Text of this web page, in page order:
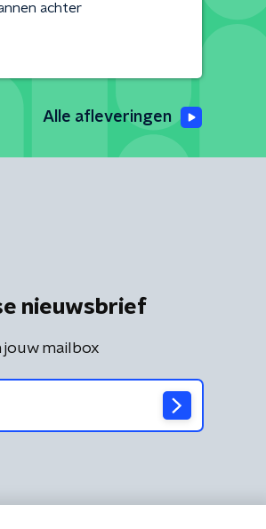
achter
Alle afleveringen
nieuwsbrief
jouw mailbox